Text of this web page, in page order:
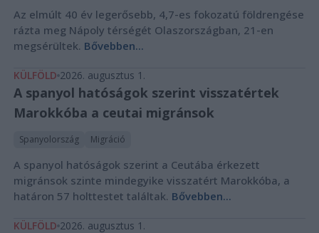
Az elmúlt 40 év legerősebb, 4,7-es fokozatú földrengése
rázta meg Nápoly térségét Olaszországban, 21-en
megsérültek. Bővebben...
KÜLFÖLD 2026. augusztus 1.
A spanyol hatóságok szerint visszatértek
Marokkóba a ceutai migránsok
Spanyolország Migráció
A spanyol hatóságok szerint a Ceutába érkezett
migránsok szinte mindegyike visszatért Marokkóba, a
határon 57 holttestet találtak. Bővebben...
KÜLFÖLD 2026. augusztus 1.